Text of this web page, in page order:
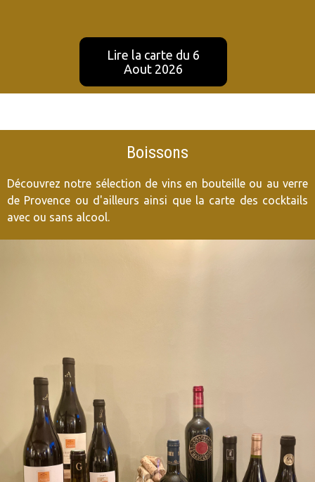
Lire la carte du 6
Aout 2026
Boissons
Découvrez notre sélection de vins en bouteille ou au verre
de Provence ou d'ailleurs ainsi que la carte des cocktails
avec ou sans alcool.